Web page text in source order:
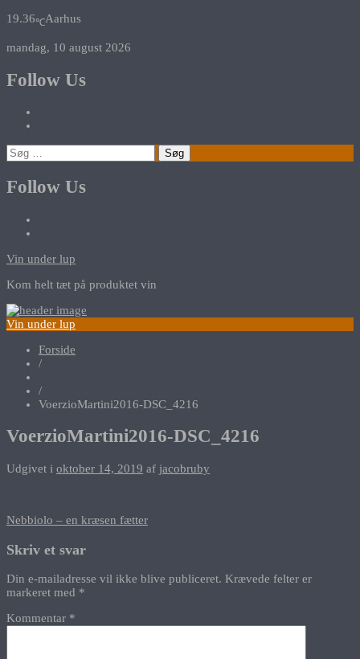
19.36℃Aarhus
mandag, 10 august 2026
Follow Us
Søg
efter:
Follow Us
Vin under lup
Kom helt tæt på produktet vin
Vin under lup
Forside
/
/
VoerzioMartini2016-DSC_4216
VoerzioMartini2016-DSC_4216
Udgivet i oktober 14, 2019 af jacobruby
Indlægsnavigation
Nebbiolo – en kræsen fætter
Skriv et svar
Din e-mailadresse vil ikke blive publiceret. Krævede felter er
markeret med *
Kommentar *